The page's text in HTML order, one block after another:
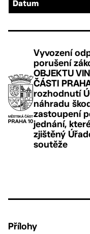
Datum
Vyvození
porušení
OBJEKTU
ČÁSTI
rozhodnutí
náhradu
zastoupení
jednání,
zjištěný
soutěže
Přílohy